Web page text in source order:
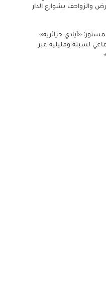
والزواحف بشوارع الدار
«أيادي جزائرية»
لسبتة ومليلية عبر